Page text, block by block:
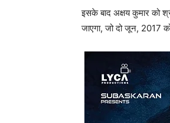
इसके बाद अक्षय कुमार को
जाएगा, जो दो जून, 2017 को